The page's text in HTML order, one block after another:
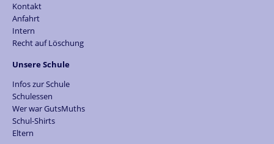
Kontakt
Anfahrt
Intern
Recht auf Löschung
Unsere Schule
Infos zur Schule
Schulessen
Wer war GutsMuths
Schul-Shirts
Eltern